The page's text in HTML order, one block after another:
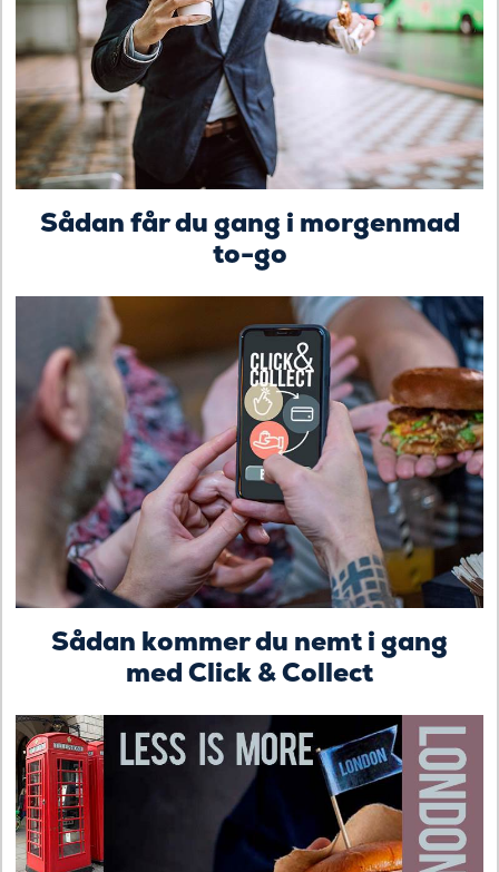
Sådan får du gang i morgenmad
to-go
Sådan kommer du nemt i gang
med Click & Collect